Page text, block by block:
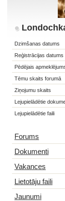
Dzimšanas datums
Reģistrācijas datums
Pēdējais
Tēmu skaits forumā
Ziņojumu skaits
Lejupielādētie
Lejupielādētie faili
Forums
Dokumenti
Vakances
Lietotāju faili
Jaunumi